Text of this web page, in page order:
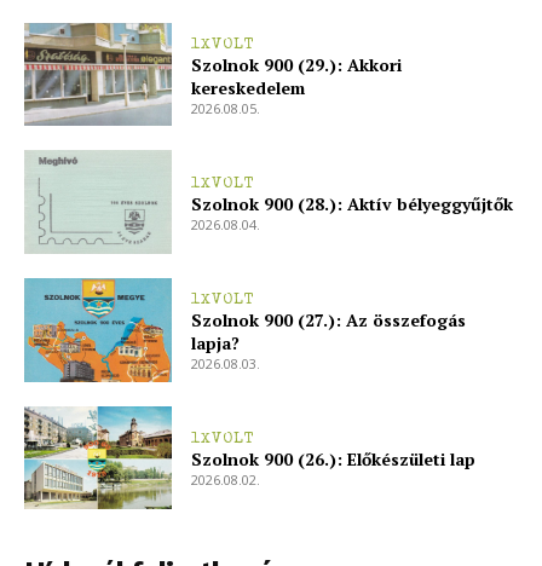
1XVOLT
Szolnok 900 (29.): Akkori
kereskedelem
2026.08.05.
1XVOLT
Szolnok 900 (28.): Aktív bélyeggyűjtők
2026.08.04.
1XVOLT
Szolnok 900 (27.): Az összefogás
lapja?
2026.08.03.
1XVOLT
Szolnok 900 (26.): Előkészületi lap
2026.08.02.